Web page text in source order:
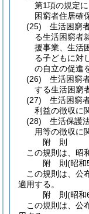
第1項の規定
困窮者住居確
(25)
生活困窮
る生活困窮者
援事業、生活
る子どもに対
の自立の促進
(26)
生活困窮
する生活困窮
(27)
生活困窮
利益の徴収に
(28)
生活保護
用等の徴収に
附 則
この規則は、昭
附 則(昭和
この規則は、公
適用する。
附 則(昭和
この規則は、公